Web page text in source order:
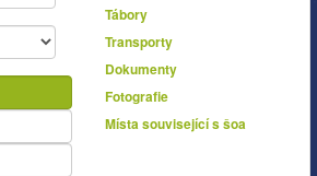
Tábory
Transporty
Dokumenty
Fotografie
Místa související s šoa